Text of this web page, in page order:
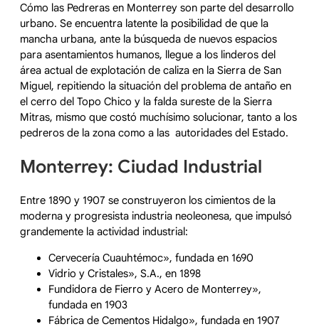
Cómo las Pedreras en Monterrey son parte del desarrollo
urbano. Se encuentra latente la posibilidad de que la
mancha urbana, ante la búsqueda de nuevos espacios
para asentamientos humanos, llegue a los linderos del
área actual de explotación de caliza en la Sierra de San
Miguel, repitiendo la situación del problema de antaño en
el cerro del Topo Chico y la falda sureste de la Sierra
Mitras, mismo que costó muchísimo solucionar, tanto a los
pedreros de la zona como a las autoridades del Estado.
Monterrey: Ciudad Industrial
Entre 1890 y 1907 se construyeron los cimientos de la
moderna y progresista industria neoleonesa, que impulsó
grandemente la actividad industrial:
Cervecería Cuauhtémoc», fundada en 1690
Vidrio y Cristales», S.A., en 1898
Fundidora de Fierro y Acero de Monterrey»,
fundada en 1903
Fábrica de Cementos Hidalgo», fundada en 1907